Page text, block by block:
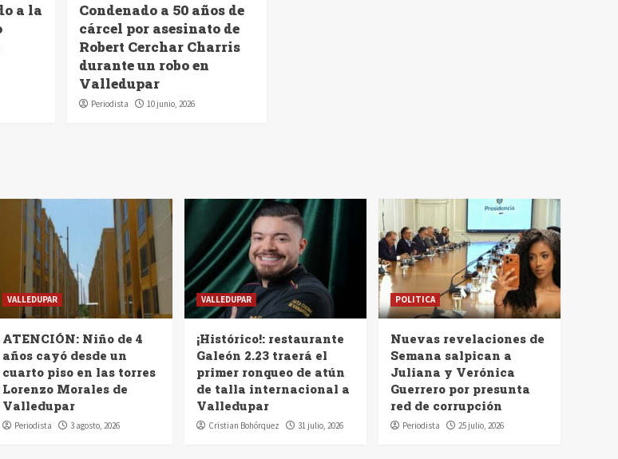
a la
Condenado a 50 años de
cárcel por asesinato de
Robert Cerchar Charris
durante un robo en
Valledupar
Periodista 10 junio, 2026
VALLEDUPAR
ATENCIÓN: Niño de 4
años cayó desde un
cuarto piso en las torres
Lorenzo Morales de
Valledupar
Periodista 3 agosto, 2026
VALLEDUPAR
¡Histórico!: restaurante
Galeón 2.23 traerá el
primer ronqueo de atún
de talla internacional a
Valledupar
Cristian Bohórquez 31 julio, 2026
POLITICA
Nuevas revelaciones de
Semana salpican a
Juliana y Verónica
Guerrero por presunta
red de corrupción
Periodista 25 julio, 2026